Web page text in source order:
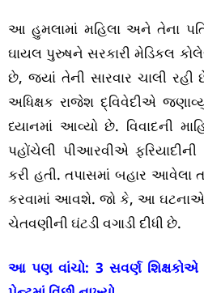
આ હુમલામાં મહિલા અને તેના
ઘાયલ પુરુષને સરકારી મેડિકલ
છે, જ્યાં તેની સારવાર ચાલી
અધિક્ષક રાજેશ દ્વિવેદીએ
ધ્યાનમાં આવ્યો છે. વિવાદની
પહોંચેલી પીઆરવીએ ફરિયાદીની
કરી હતી. તપાસમાં બહાર આવેલા
કરવામાં આવશે. જો કે, આ
ચેતવણીની ઘંટડી વગાડી દીધી છે.
આ પણ વાંચો: 3 સવર્ણ શિક્ષકોએ